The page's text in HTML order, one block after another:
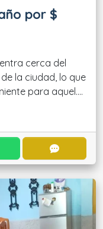
por $
cerca del
la ciudad, lo que
para aquel....
POR